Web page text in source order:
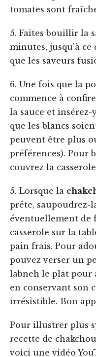
tomates sont
5. Faites bouillir la
minutes, jusqu’à ce
que les saveurs
6. Une fois que la
commence à
la sauce et insérez-
que les blancs
peuvent être plus
préférences). Pour
couvrez la
5. Lorsque la
prête, saupoudrez-
éventuellement de
casserole sur la
pain frais. Pour
pouvez verser un
labneh le plat pour
en conservant son
irrésistible. Bon
Pour illustrer plus
recette de
voici une vidéo